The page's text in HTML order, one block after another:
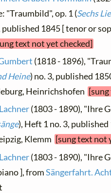
"Traumbild", op. 1 (Sechs
published 1845 [ tenor or
text not yet checked]
(1818 - 1896),
Heine) no. 3, published
Heinrichshofen
(1803 - 1890), "Ihre
), Heft 1 no. 3,
Klemm [sung text not
(1803 - 1890), "Ihre
], fromSängerfahrt.